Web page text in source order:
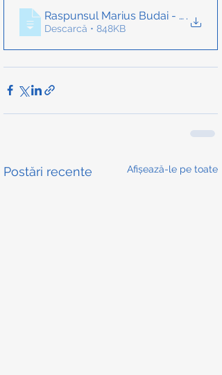
Raspunsul Marius Budai - Uniunea
.
Descarcă • 848KB
Postări recente Afișează-le pe toate